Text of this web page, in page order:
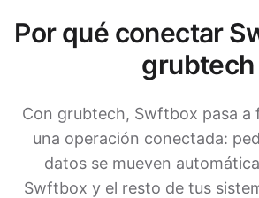
Por qué conectar
grubtech
Con grubtech, Swftbox pasa a
una operación conectada:
datos se mueven
Swftbox y el resto de tus